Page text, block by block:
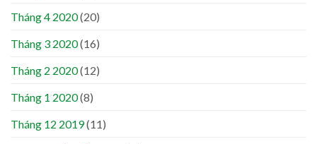
Tháng 4 2020(20)
Tháng 3 2020(16)
Tháng 2 2020(12)
Tháng 1 2020(8)
Tháng 12 2019(11)